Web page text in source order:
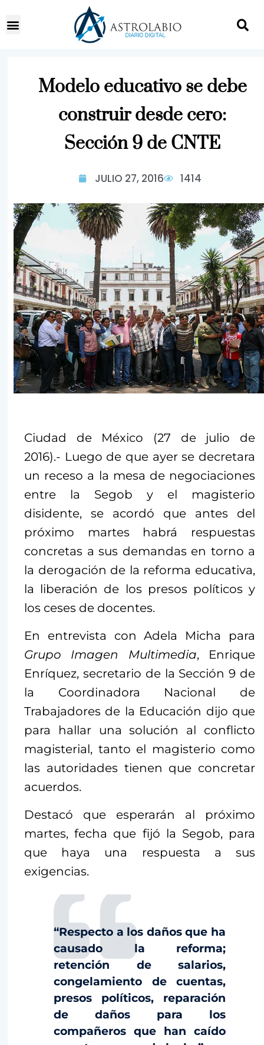
Modelo educativo se debe
construir desde cero:
Sección 9 de CNTE
JULIO 27, 2016 1414
Ciudad de México (27 de julio de
2016).- Luego de que ayer se decretara
un receso a la mesa de negociaciones
entre la Segob y el magisterio
disidente, se acordó que antes del
próximo martes habrá respuestas
concretas a sus demandas en torno a
la derogación de la reforma educativa,
la liberación de los presos políticos y
los ceses de docentes.
En entrevista con Adela Micha para
Grupo Imagen Multimedia, Enrique
Enríquez, secretario de la Sección 9 de
la Coordinadora Nacional de
Trabajadores de la Educación dijo que
para hallar una solución al conflicto
magisterial, tanto el magisterio como
las autoridades tienen que concretar
acuerdos.
Destacó que esperarán al próximo
martes, fecha que fijó la Segob, para
que haya una respuesta a sus
exigencias.
“Respecto a los daños que ha
causado la reforma;
retención de salarios,
congelamiento de cuentas,
presos políticos, reparación
de daños para los
compañeros que han caído